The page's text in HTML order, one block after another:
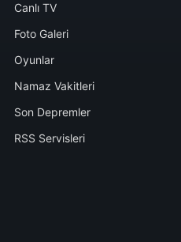
Canlı TV
Foto Galeri
Oyunlar
Namaz Vakitleri
Son Depremler
RSS Servisleri